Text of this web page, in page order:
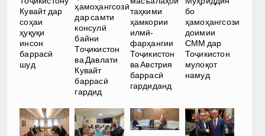
Кувайт дар
соҳаи
ҳуқуқи
инсон
баррасӣ
шуд
ҳамоҳангсозӣ
дар самти
консулӣ
байни
Тоҷикистон
ва Давлати
Кувайт
баррасӣ
гардид
таҳкими
ҳамкории
илмӣ-
фарҳангии
Тоҷикистон
ва Австрия
баррасӣ
гардиданд
бо
ҳамоҳангсози
доимии
СММ дар
Тоҷикистон
мулоқот
намуд